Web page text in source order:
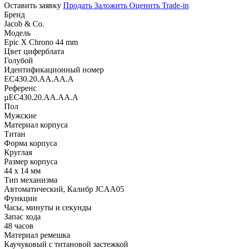
Оставить заявку Продать Заложить Оценить Trade-in
Бренд
Jacob & Co.
Модель
Epic X Chrono 44 mm
Цвет циферблата
Голубой
Идентификационный номер
EC430.20.AA.AA.A
Референс
µEC430.20.AA.AA.A
Пол
Мужские
Материал корпуса
Титан
Форма корпуса
Круглая
Размер корпуса
44 х 14 мм
Тип механизма
Автоматический, Калибр JCAA05
Функции
Часы, минуты и секунды
Запас хода
48 часов
Материал ремешка
Каучуковый с титановой застежкой